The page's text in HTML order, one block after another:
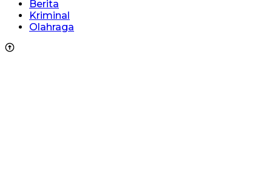
Berita
Kriminal
Olahraga